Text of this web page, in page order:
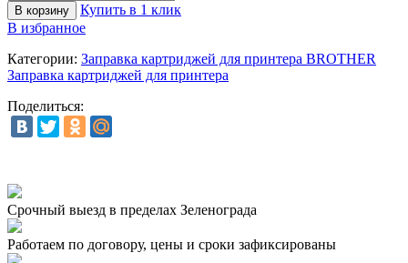
Купить в 1 клик
В избранное
Категории: Заправка картриджей для принтера BROTHER
Заправка картриджей для принтера
Поделиться:
Срочный выезд в пределах Зеленограда
Работаем по договору, цены и сроки зафиксированы